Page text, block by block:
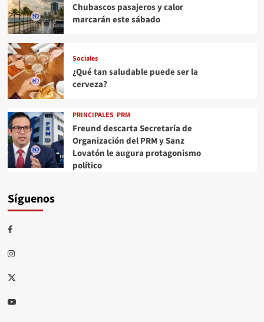
Chubascos pasajeros y calor
marcarán este sábado
Sociales
¿Qué tan saludable puede ser la
cerveza?
PRINCIPALES PRM
Freund descarta Secretaría de
Organización del PRM y Sanz
Lovatón le augura protagonismo
político
Síguenos